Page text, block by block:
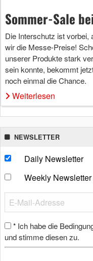
Sommer-Sale
Die Interschutz ist vorbei,
wir die Messe-Preise!
unserer Produkte stark
sein konnte, bekommt
noch einmal die Chance.
Weiterlesen
NEWSLETTER
Daily Newsletter
Weekly Newsletter
* Ich habe die
und stimme diesen zu.